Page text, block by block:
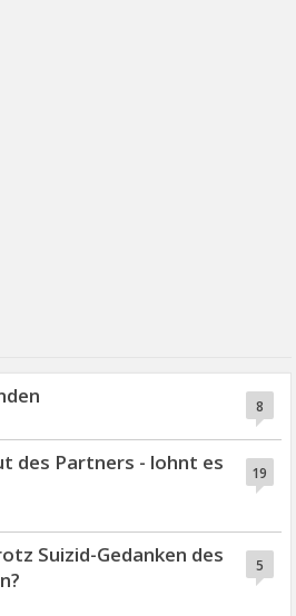
8
19
des Partners - lohnt es
5
Suizid-Gedanken des